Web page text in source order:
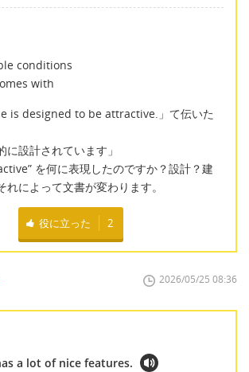
conditions
with
is designed to be attractive.」て伝いた
に設計されています」
を何に表現したのですか？設計？建
れによって文書が変わります。
役に立った 2
2026/05/25 08:36
a lot of nice features.